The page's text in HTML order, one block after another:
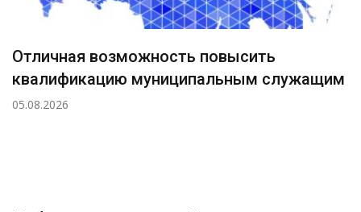
Отличная возможность повысить
квалификацию муниципальным служащим
05.08.2026